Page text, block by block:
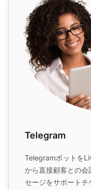
Telegram
Telegramボットを
から直接顧客との
セージをサポート